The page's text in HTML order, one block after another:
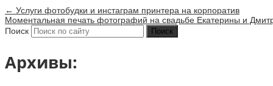
← Услуги фотобудки и инстаграм принтера на корпоратив
Моментальная печать фотографий на свадьбе Екатерины и
Поиск
Архивы: